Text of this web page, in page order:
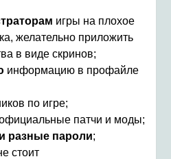
игры на плохое
желательно приложить
в виде скринов;
информацию в профайле
по игре;
патчи и моды;
разные пароли;
стоит